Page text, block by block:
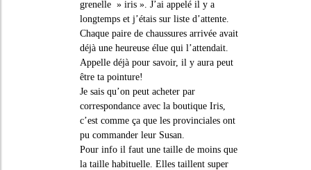
grenelle » iris ». J’ai appelé il y a
longtemps et j’étais sur liste d’attente.
Chaque paire de chaussures arrivée avait
déjà une heureuse élue qui l’attendait.
Appelle déjà pour savoir, il y aura peut
être ta pointure!
Je sais qu’on peut acheter par
correspondance avec la boutique Iris,
c’est comme ça que les provinciales ont
pu commander leur Susan.
Pour info il faut une taille de moins que
la taille habituelle. Elles taillent super